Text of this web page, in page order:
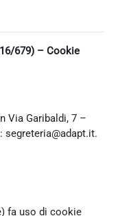
679) – Cookie
Via Garibaldi, 7 –
segreteria@adapt.it.
fa uso di cookie